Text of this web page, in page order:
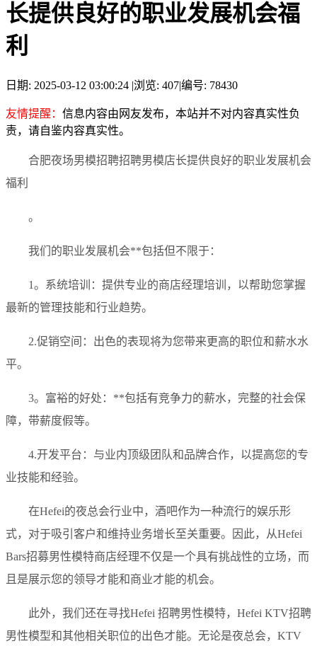
长提供良好的职业发展机会福
利
日期: 2025-03-12 03:00:24 |浏览: 407|编号: 78430
友情提醒： 信息内容由网友发布，本站并不对内容真实性负
责，请自鉴内容真实性。
合肥夜场男模招聘招聘男模店长提供良好的职业发展机会
福利
。
我们的职业发展机会**包括但不限于：
1。系统培训：提供专业的商店经理培训，以帮助您掌握
最新的管理技能和行业趋势。
2.促销空间：出色的表现将为您带来更高的职位和薪水水
平。
3。富裕的好处：**包括有竞争力的薪水，完整的社会保
障，带薪度假等。
4.开发平台：与业内顶级团队和品牌合作，以提高您的专
业技能和经验。
在Hefei的夜总会行业中，酒吧作为一种流行的娱乐形
式，对于吸引客户和维持业务增长至关重要。因此，从Hefei
Bars招募男性模特商店经理不仅是一个具有挑战性的立场，而
且是展示您的领导才能和商业才能的机会。
此外，我们还在寻找Hefei 招聘男性模特，Hefei KTV招聘
男性模型和其他相关职位的出色才能。无论是夜总会，KTV